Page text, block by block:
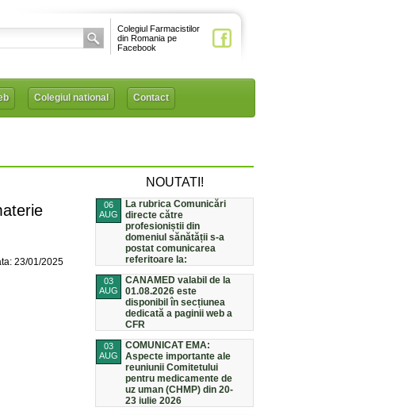
Colegiul Farmacistilor
din Romania pe
Facebook
Colegiul national Contact
23/01/2025
NOUTATI!
06
AUG
La rubrica Comunicări
directe către
profesioniștii din
domeniul sănătății s-a
postat comunicarea
referitoare la:
03
AUG
CANAMED valabil de la
01.08.2026 este
disponibil în secțiunea
dedicată a paginii web a
CFR
03
AUG
COMUNICAT EMA:
Aspecte importante ale
reuniunii Comitetului
pentru medicamente de
uz uman (CHMP) din 20-
23 iulie 2026